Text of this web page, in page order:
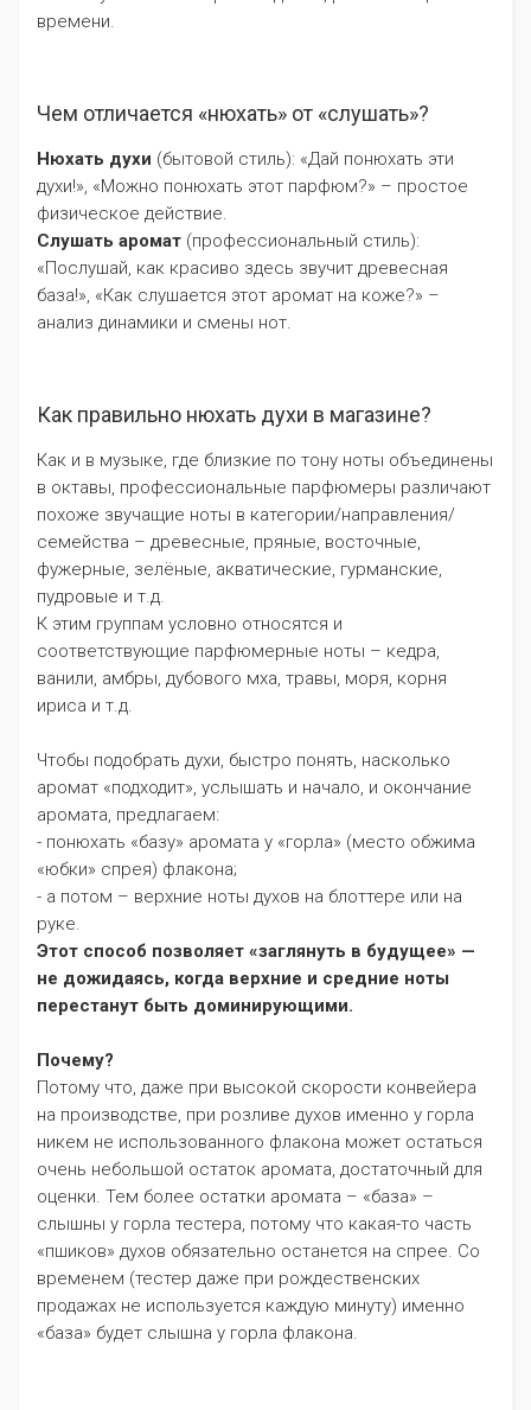
времени.
Чем отличается «нюхать» от «слушать»?
Нюхать духи (бытовой стиль): «Дай понюхать эти
духи!», «Можно понюхать этот парфюм?» – простое
физическое действие.
Слушать аромат (профессиональный стиль):
«Послушай, как красиво здесь звучит древесная
база!», «Как слушается этот аромат на коже?» –
анализ динамики и смены нот.
Как правильно нюхать духи в магазине?
Как и в музыке, где близкие по тону ноты объединены
в октавы, профессиональные парфюмеры различают
похоже звучащие ноты в категории/направления/
семейства – древесные, пряные, восточные,
фужерные, зелёные, акватические, гурманские,
пудровые и т.д.
К этим группам условно относятся и
соответствующие парфюмерные ноты – кедра,
ванили, амбры, дубового мха, травы, моря, корня
ириса и т.д.
Чтобы подобрать духи, быстро понять, насколько
аромат «подходит», услышать и начало, и окончание
аромата, предлагаем:
- понюхать «базу» аромата у «горла» (место обжима
«юбки» спрея) флакона;
- а потом – верхние ноты духов на блоттере или на
руке.
Этот способ позволяет «заглянуть в будущее» —
не дожидаясь, когда верхние и средние ноты
перестанут быть доминирующими.
Почему?
Потому что, даже при высокой скорости конвейера
на производстве, при розливе духов именно у горла
никем не использованного флакона может остаться
очень небольшой остаток аромата, достаточный для
оценки. Тем более остатки аромата – «база» –
слышны у горла тестера, потому что какая-то часть
«пшиков» духов обязательно останется на спрее. Со
временем (тестер даже при рождественских
продажах не используется каждую минуту) именно
«база» будет слышна у горла флакона.